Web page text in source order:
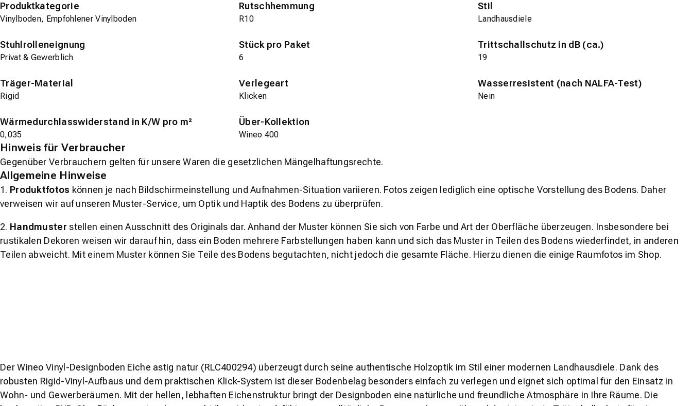
Produktkategorie
Vinylboden, Empfohlener Vinylboden
Rutschhemmung
R10
Stil
Landhausdiele
Stuhlrolleneignung
Privat & Gewerblich
Stück pro Paket
6
Trittschallschutz in dB (ca.)
19
Träger-Material
Rigid
Verlegeart
Klicken
Wasserresistent (nach NALFA-Test)
Nein
Wärmedurchlasswiderstand in K/W pro m²
0,035
Über-Kollektion
Wineo 400
Hinweis für Verbraucher
Gegenüber Verbrauchern gelten für unsere Waren die gesetzlichen Mängelhaftungsrechte.
Allgemeine Hinweise
1. Produktfotos können je nach Bildschirmeinstellung und Aufnahmen-Situation variieren. Fotos zeigen lediglich eine optische Vorstellung des Bodens. Daher
verweisen wir auf unseren Muster-Service, um Optik und Haptik des Bodens zu überprüfen.
2. Handmuster stellen einen Ausschnitt des Originals dar. Anhand der Muster können Sie sich von Farbe und Art der Oberfläche überzeugen. Insbesondere bei
rustikalen Dekoren weisen wir darauf hin, dass ein Boden mehrere Farbstellungen haben kann und sich das Muster in Teilen des Bodens wiederfindet, in anderen
Teilen abweicht. Mit einem Muster können Sie Teile des Bodens begutachten, nicht jedoch die gesamte Fläche. Hierzu dienen die einige Raumfotos im Shop.
Der Wineo Vinyl-Designboden Eiche astig natur (RLC400294) überzeugt durch seine authentische Holzoptik im Stil einer modernen Landhausdiele. Dank des
robusten Rigid-Vinyl-Aufbaus und dem praktischen Klick-System ist dieser Bodenbelag besonders einfach zu verlegen und eignet sich optimal für den Einsatz in
Wohn- und Gewerberäumen. Mit der hellen, lebhaften Eichenstruktur bringt der Designboden eine natürliche und freundliche Atmosphäre in Ihre Räume. Die